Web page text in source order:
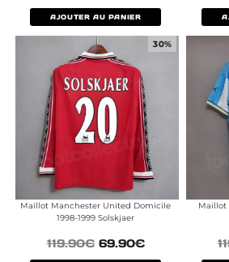
AJOUTER AU PANIER
30%
Maillot Manchester United Domicile
1998-1999 Solskjaer
119.90€ 69.90€
Maillot